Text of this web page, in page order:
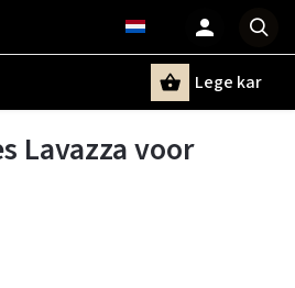
Lege kar
Lavazza voor